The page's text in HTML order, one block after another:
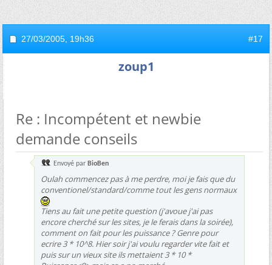
27/03/2005, 19h36 #17
zoup1
Re : Incompétent et newbie
demande conseils
Envoyé par BioBen
Oulah commencez pas à me perdre, moi je fais que du
conventionel/standard/comme tout les gens normaux
Tiens au fait une petite question (j'avoue j'ai pas
encore cherché sur les sites, je le ferais dans la soirée),
comment on fait pour les puissance ? Genre pour
ecrire 3 * 10^8. Hier soir j'ai voulu regarder vite fait et
puis sur un vieux site ils mettaient 3 * 10 *